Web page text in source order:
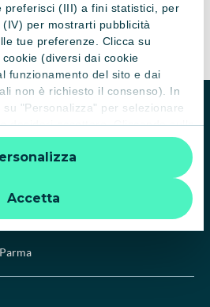
preferisci (III) a fini statistici, per
per mostrarti pubblicità
tue preferenze. Clicca su
(diversi dai cookie
funzionamento del sito e dai
non è richiesto il consenso). In
"Personalizza" per selezionare
desideri accettare. Cliccando sulla
vengono lasciate invariate e
continuare senza cookie o altri
diversi da quelli tecnici. Per
privacy
Accetta
272